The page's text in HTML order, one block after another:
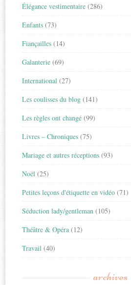
Élégance vestimentaire (286)
Enfants (73)
Fiançailles (14)
Galanterie (69)
International (27)
Les coulisses du blog (141)
Les règles ont changé (99)
Livres – Chroniques (75)
Mariage et autres réceptions (93)
Noël (25)
Petites leçons d'étiquette en vidéo (71)
Séduction lady/gentleman (105)
Théâtre & Opéra (12)
Travail (40)
archives